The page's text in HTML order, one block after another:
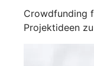
Crowdfunding
Projektideen